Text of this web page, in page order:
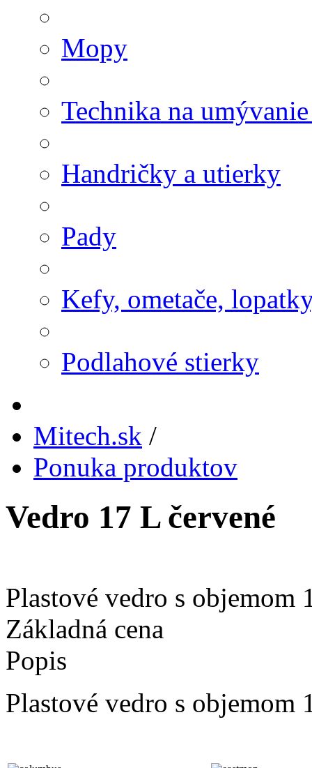
Mopy
Technika na
Handričky a utierky
Pady
Kefy, ometače,
Podlahové stierky
Mitech.sk /
Ponuka produktov
Vedro 17 L červené
Plastové vedro s objemom
Základná cena
Popis
Plastové vedro s